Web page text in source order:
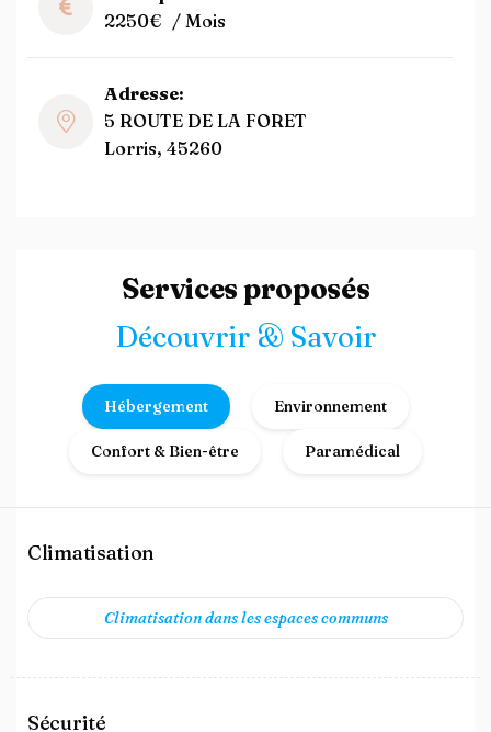
2250€ / Mois
Adresse:
5 ROUTE DE LA FORET
Lorris, 45260
Services proposés
Découvrir & Savoir
Hébergement Environnement
Confort & Bien-être Paramédical
Climatisation
Climatisation dans les espaces communs
Sécurité